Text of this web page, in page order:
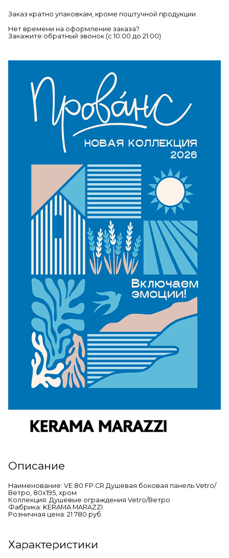
Заказ кратно упаковкам, кроме поштучной продукции.
Нет времени на оформление заказа?
Закажите обратный звонок (c 10:00 до 21:00)
Описание
Наименование: VE.80.FP.CR Душевая боковая панель Vetro/
Ветро, 80х195, хром
Коллекция: Душевые ограждения Vetro/Ветро
Фабрика: KERAMA MARAZZI
Розничная цена: 21 780 руб.
Характеристики